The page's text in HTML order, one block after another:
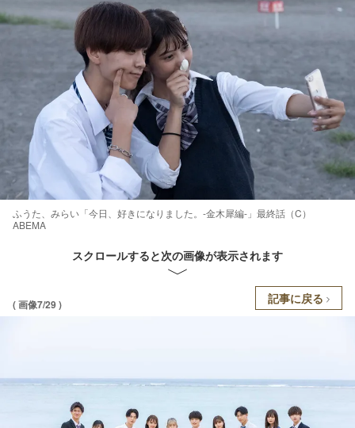
ふうた、みらい「今日、好きになりました。-金木犀編-」最終話（C）
ABEMA
スクロールすると次の画像が表示されます
( 画像7/29 ) 記事に戻る